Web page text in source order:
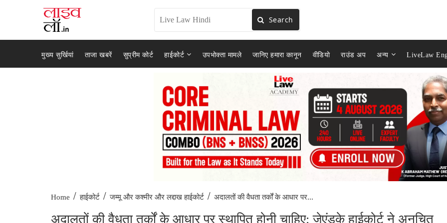
Search
मुख्य सुर्खियां ताजा खबरें सुप्रीम कोर्ट हाईकोर्ट उपभोक्ता मामले जानिए हमारा कानून वीडियो राउंड अप अन्य LiveLaw
Home / हाईकोर्ट / जम्मू और कश्मीर और लद्दाख हाईकोर्ट / अदालतों की वैधता तर्कों के आधार पर...
अदालतों की वैधता तर्कों के आधार पर स्थापित होनी चाहिए: जेएंडके हाईकोर्ट ने अनुचित